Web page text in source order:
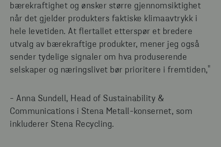
bærekraftighet og ønsker større gjennomsiktighet
når det gjelder produkters faktiske klimaavtrykk i
hele levetiden. At flertallet etterspør et bredere
utvalg av bærekraftige produkter, mener jeg også
sender tydelige signaler om hva produserende
selskaper og næringslivet bør prioritere i fremtiden,"
- Anna Sundell, Head of Sustainability &
Communications i Stena Metall-konsernet, som
inkluderer Stena Recycling.